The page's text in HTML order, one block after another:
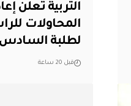
التربية تعلن
المحاولات
لطلبة السادس
قبل 20 ساعة